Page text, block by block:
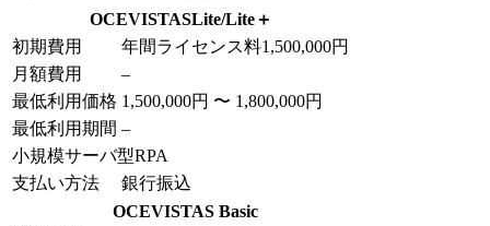
OCEVISTASLite/Lite＋
初期費用
年間ライセンス料1,500,000円
月額費用
–
最低利用価格 1,500,000円 〜 1,800,000円
最低利用期間 –
小規模サーバ型RPA
支払い方法
銀行振込
OCEVISTAS Basic